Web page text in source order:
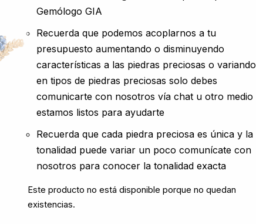
Gemólogo GIA
Recuerda que podemos acoplarnos a tu
presupuesto aumentando o disminuyendo
características a las piedras preciosas o variando
en tipos de piedras preciosas solo debes
comunicarte con nosotros vía chat u otro medio
estamos listos para ayudarte
Recuerda que cada piedra preciosa es única y la
tonalidad puede variar un poco comunícate con
nosotros para conocer la tonalidad exacta
Este producto no está disponible porque no quedan
existencias.